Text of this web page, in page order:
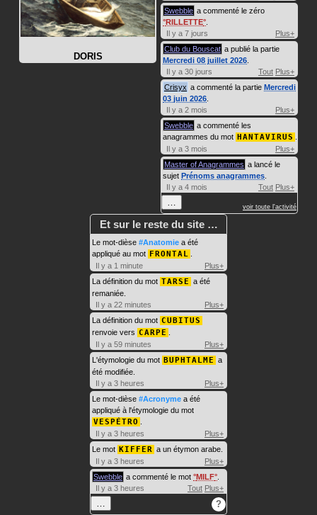
DORIS
Swebble a commenté le zéro
RILLETTE
Il y a 7 jours
Plus+
Club du Bouscat a publié la partie
Mercredi 08 juillet 2026
Il y a 30 jours
Tout Plus+
Crisyx a commenté la partie Mercredi
03 juin 2026
Il y a 2 mois
Plus+
Swebble a commenté les
anagrammes du mot HANTAVIRUS
Il y a 3 mois
Plus+
Master of Anagrammes a lancé le
sujet Prénoms anagrammes
Il y a 4 mois
Tout Plus+
voir toute l'activité
Et sur le reste du site …
Le mot-dièse #Anatomie a été
appliqué au mot FRONTAL
Il y a 1 minute
Plus+
La définition du mot TARSE a été
remaniée.
Il y a 22 minutes
Plus+
La définition du mot CUBITUS
renvoie vers CARPE
Il y a 59 minutes
Plus+
L'étymologie du mot BUPHTALME a
été modifiée.
Il y a 3 heures
Plus+
Le mot-dièse #Acronyme a été
appliqué à l'étymologie du mot
VESPÉTRO
Il y a 3 heures
Plus+
Le mot KIFFER a un étymon arabe.
Il y a 3 heures
Plus+
Swebble a commenté le mot MILF
Il y a 3 heures
Tout Plus+
?